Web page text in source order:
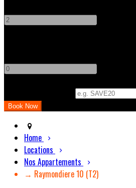
Home
Locations
Nos Appartements
→ Raymondiere 10 (T2)